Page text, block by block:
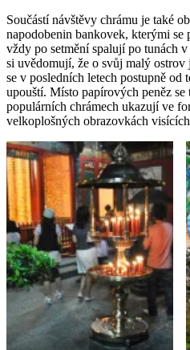
Součástí návštěvy chrámu je také
napodobenin bankovek, kterými se
vždy po setmění spalují po tunách
si uvědomují, že o svůj malý ostrov
se v posledních letech postupně od
upouští. Místo papírových peněz
populárních chrámech ukazují ve
velkoplošných obrazovkách visících